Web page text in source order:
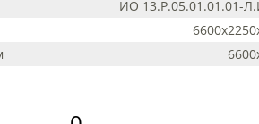
ИО 13.Р.05.01.01.01-